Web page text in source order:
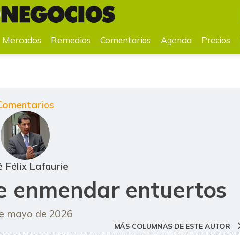
Mercados Remedios Comentarios Agenda Precios
Félix Lafaurie
enmendar entuertos
mayo de 2026
MÁS COLUMNAS DE ESTE AUTOR